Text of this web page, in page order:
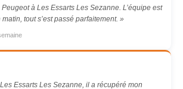
à Les Essarts Les Sezanne. L’équipe est
tout s’est passé parfaitement. »
Essarts Les Sezanne, il a récupéré mon